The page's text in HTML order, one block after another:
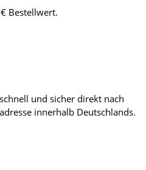
Bestellwert.
und sicher direkt nach
innerhalb Deutschlands.